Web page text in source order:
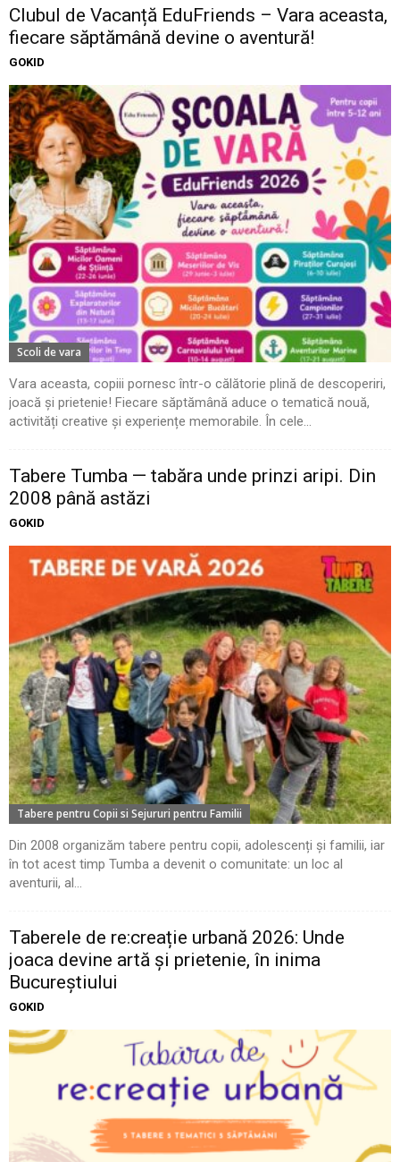
Clubul de Vacanță EduFriends – Vara aceasta,
fiecare săptămână devine o aventură!
GOKID
Scoli de vara
Vara aceasta, copiii pornesc într-o călătorie plină de descoperiri,
joacă și prietenie! Fiecare săptămână aduce o tematică nouă,
activități creative și experiențe memorabile. În cele...
Tabere Tumba — tabăra unde prinzi aripi. Din
2008 până astăzi
GOKID
Tabere pentru Copii si Sejururi pentru Familii
Din 2008 organizăm tabere pentru copii, adolescenți și familii, iar
în tot acest timp Tumba a devenit o comunitate: un loc al
aventurii, al...
Taberele de re:creație urbană 2026: Unde
joaca devine artă și prietenie, în inima
Bucureștiului
GOKID